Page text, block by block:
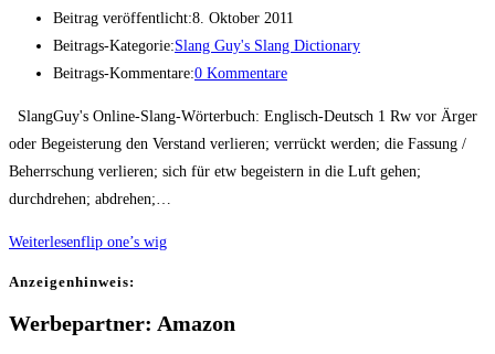
Beitrag veröffentlicht:8. Oktober 2011
Beitrags-Kategorie:Slang Guy's Slang Dictionary
Beitrags-Kommentare:0 Kommentare
SlangGuy's Online-Slang-Wörterbuch: Englisch-Deutsch 1 Rw vor Ärger
oder Begeisterung den Verstand verlieren; verrückt werden; die Fassung /
Beherrschung verlieren; sich für etw begeistern in die Luft gehen;
durchdrehen; abdrehen;…
Weiterlesenflip one’s wig
Anzei­gen­hin­weis:
Werbepartner: Amazon